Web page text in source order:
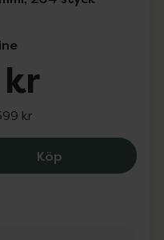
kr
KöpNicotinell Mint